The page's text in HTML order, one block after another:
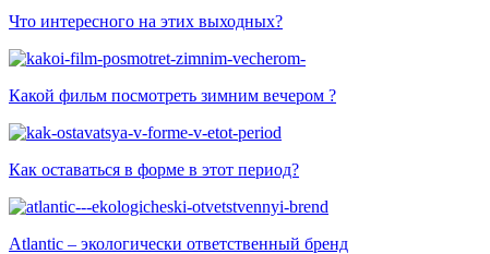
Что интересного на этих выходных?
Какой фильм посмотреть зимним вечером ?
Как оставаться в форме в этот период?
Atlantic – экологически ответственный бренд